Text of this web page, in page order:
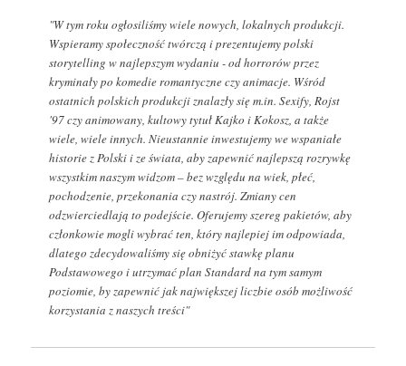
"W tym roku ogłosiliśmy wiele nowych, lokalnych produkcji.
Wspieramy społeczność twórczą i prezentujemy polski
storytelling w najlepszym wydaniu - od horrorów przez
kryminały po komedie romantyczne czy animacje. Wśród
ostatnich polskich produkcji znalazły się m.in. Sexify, Rojst
'97 czy animowany, kultowy tytuł Kajko i Kokosz, a także
wiele, wiele innych. Nieustannie inwestujemy we wspaniałe
historie z Polski i ze świata, aby zapewnić najlepszą rozrywkę
wszystkim naszym widzom – bez względu na wiek, płeć,
pochodzenie, przekonania czy nastrój. Zmiany cen
odzwierciedlają to podejście. Oferujemy szereg pakietów, aby
członkowie mogli wybrać ten, który najlepiej im odpowiada,
dlatego zdecydowaliśmy się obniżyć stawkę planu
Podstawowego i utrzymać plan Standard na tym samym
poziomie, by zapewnić jak największej liczbie osób możliwość
korzystania z naszych treści"